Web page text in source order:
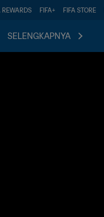
REWARDS FIFA+ FIFA STORE
SELENGKAPNYA